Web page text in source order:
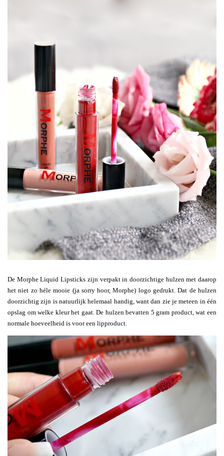
De Morphe Liquid Lipsticks zijn verpakt in doorzichtige hulzen met daarop
het niet zo héle mooie (ja sorry hoor, Morphe) logo gedrukt. Dat de hulzen
doorzichtig zijn is natuurlijk helemaal handig, want dan zie je meteen in één
opslag om welke kleur het gaat. De hulzen bevatten 5 gram product, wat een
normale hoeveelheid is voor een lipproduct.